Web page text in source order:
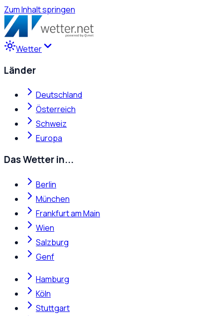
Zum Inhalt springen
Wetter
Länder
Deutschland
Österreich
Schweiz
Europa
Das Wetter in...
Berlin
München
Frankfurt am Main
Wien
Salzburg
Genf
Hamburg
Köln
Stuttgart